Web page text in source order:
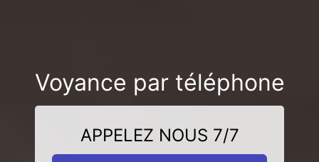
Voyance par téléphone
APPELEZ NOUS 7/7